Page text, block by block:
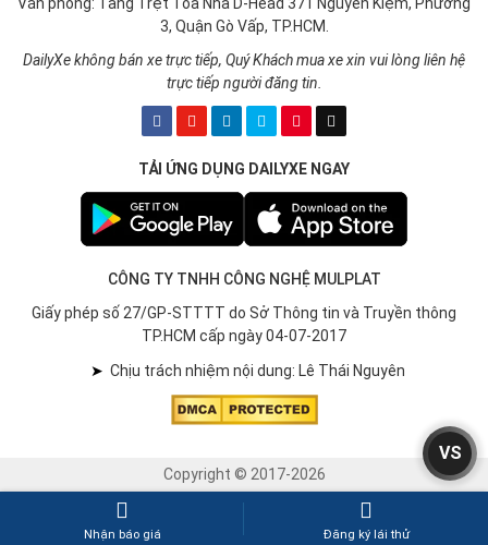
VS
3, Quận Gò Vấp, TP.HCM.
DailyXe không bán xe trực tiếp, Quý Khách mua xe xin vui lòng liên hệ
trực tiếp người đăng tin.
TẢI ỨNG DỤNG DAILYXE NGAY
CÔNG TY TNHH CÔNG NGHỆ MULPLAT
Giấy phép số 27/GP-STTTT do Sở Thông tin và Truyền thông
TP.HCM cấp ngày 04-07-2017
➤ Chịu trách nhiệm nội dung: Lê Thái Nguyên
Copyright © 2017-2026
Nhận báo giá Đăng ký lái thử